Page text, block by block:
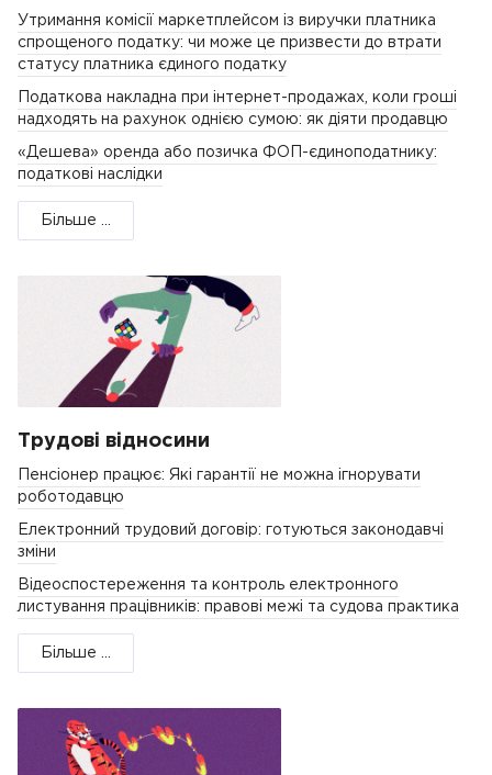
Утримання комісії маркетплейсом із виручки платника
спрощеного податку: чи може це призвести до втрати
статусу платника єдиного податку
Податкова накладна при інтернет-продажах, коли гроші
надходять на рахунок однією сумою: як діяти продавцю
«Дешева» оренда або позичка ФОП-єдиноподатнику:
податкові наслідки
Більше ...
Трудові відносини
Пенсіонер працює: Які гарантії не можна ігнорувати
роботодавцю
Електронний трудовий договір: готуються законодавчі
зміни
Відеоспостереження та контроль електронного
листування працівників: правові межі та судова практика
Більше ...